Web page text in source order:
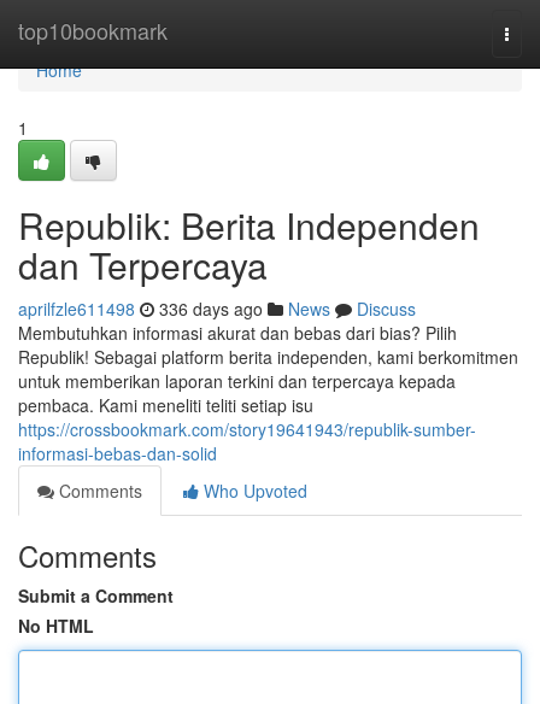
top10bookmark
Home
Home
1
Republik: Berita Independen
dan Terpercaya
aprilfzle611498 336 days ago News
Discuss
Membutuhkan informasi akurat dan bebas dari bias? Pilih
Republik! Sebagai platform berita independen, kami berkomitmen
untuk memberikan laporan terkini dan terpercaya kepada
pembaca. Kami meneliti teliti setiap isu
https://crossbookmark.com/story19641943/republik-sumber-
informasi-bebas-dan-solid
Comments
Who Upvoted
Comments
Submit a Comment
No HTML